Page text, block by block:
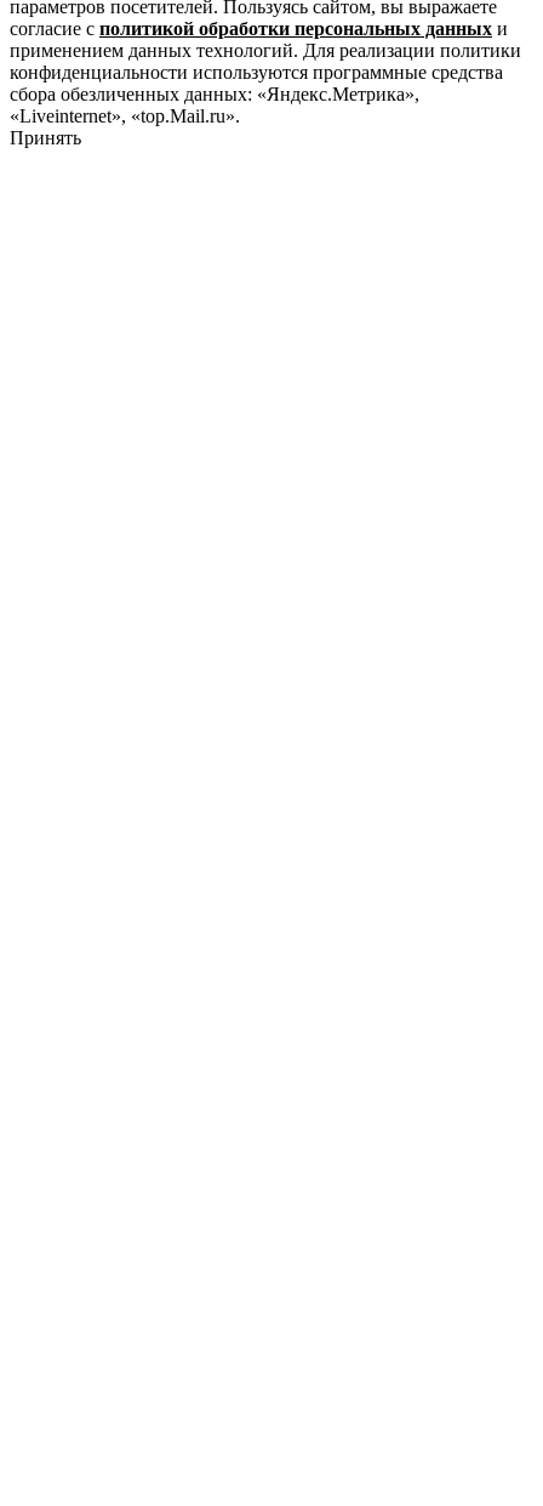
параметров посетителей. Пользуясь сайтом, вы выражаете
согласие с политикой обработки персональных данных и
применением данных технологий. Для реализации политики
конфиденциальности используются программные средства
сбора обезличенных данных: «Яндекс.Метрика»,
«Liveinternet», «top.Mail.ru».
Принять